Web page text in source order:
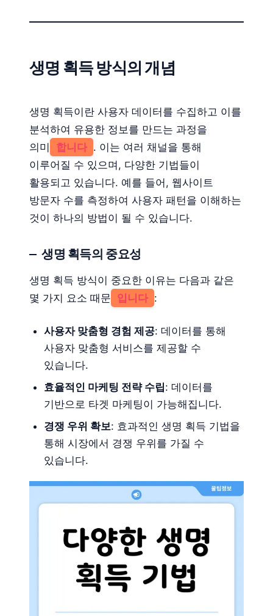
생명 획득 방식의 개념
생명 획득이란 사용자 데이터를 수집하고 이를
분석하여 유용한 정보를 만드는 과정을
의미
합니다 . 이는 여러 채널을 통해
이루어질 수 있으며, 다양한 기법들이
활용되고 있습니다. 예를 들어, 웹사이트
방문자 수를 측정하여 사용자 패턴을 이해하는
것이 하나의 방법이 될 수 있습니다.
생명 획득의 중요성
생명 획득 방식이 중요한 이유는 다음과 같은
몇 가지 요소 때문 입니다 :
사용자 맞춤형 경험 제공: 데이터를 통해
사용자 맞춤형 서비스를 제공할 수
있습니다.
효율적인 마케팅 전략 수립: 데이터를
기반으로 타겟 마케팅이 가능해집니다.
경쟁 우위 확보: 효과적인 생명 획득 기법을
통해 시장에서 경쟁 우위를 가질 수
있습니다.